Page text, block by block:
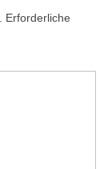
Erforderliche